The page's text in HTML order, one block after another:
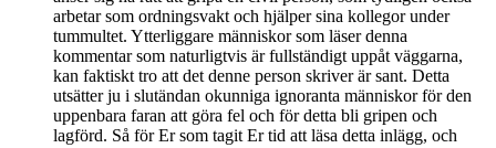
arbetar som ordningsvakt och hjälper sina kollegor under
tummultet. Ytterliggare människor som läser denna
kommentar som naturligtvis är fullständigt uppåt väggarna,
kan faktiskt tro att det denne person skriver är sant. Detta
utsätter ju i slutändan okunniga ignoranta människor för den
uppenbara faran att göra fel och för detta bli gripen och
lagförd. Så för Er som tagit Er tid att läsa detta inlägg, och